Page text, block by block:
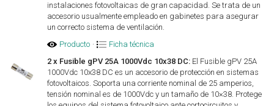
instalaciones fotovoltaicas de gran capacidad. Se trata de un
accesorio usualmente empleado en gabinetes para asegurar
un correcto sistema de ventilación.
Producto ·
Ficha técnica
2 x Fusible gPV 25A 1000Vdc 10x38 DC: El Fusible gPV 25A
1000Vdc 10x38 DC es un accesorio de protección en sistemas
fotovoltaicos. Soporta una corriente nominal de 25 amperios,
tensión nominal es de 1000Vdc y un tamaño de 10×38. Protege